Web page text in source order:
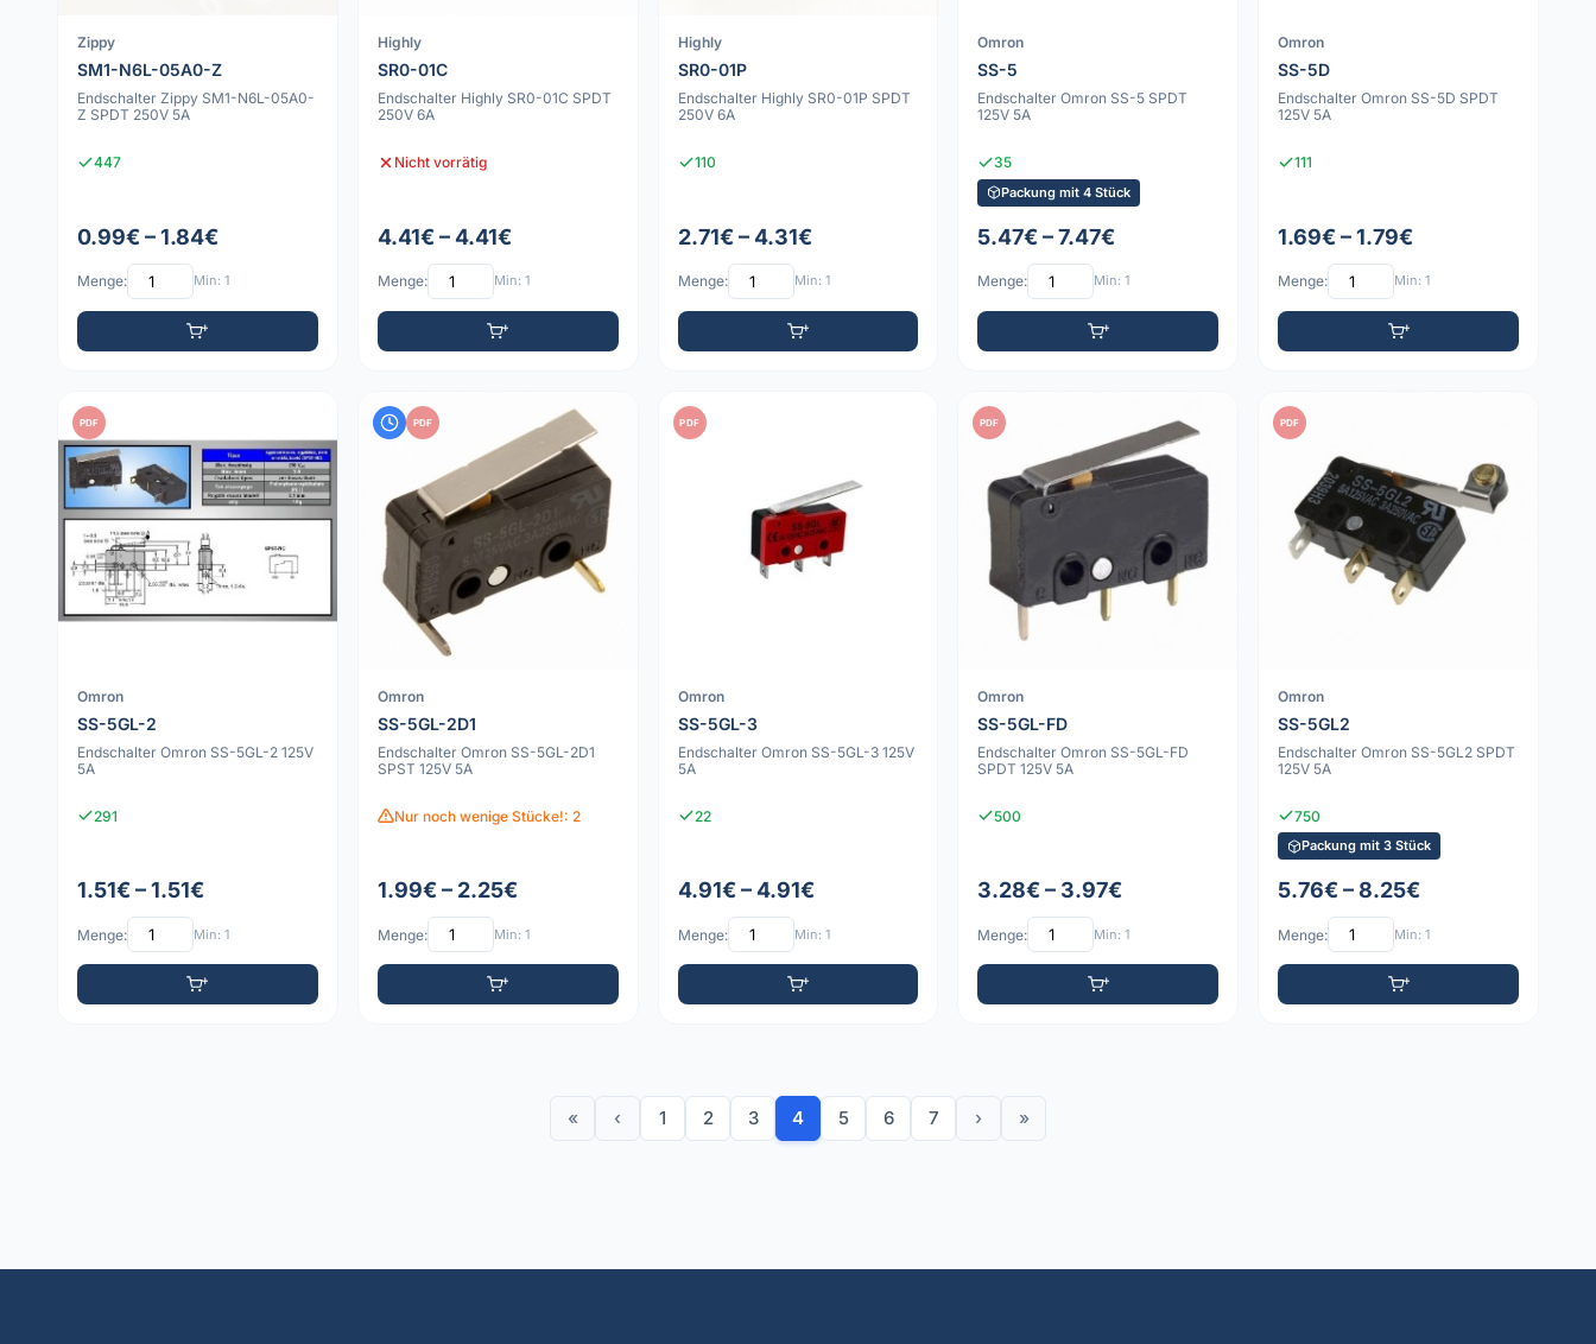
Zippy
SM1-N6L-05A0-Z
Endschalter Zippy SM1-N6L-05A0-
Z SPDT 250V 5A
447
0.99€ – 1.84€
Menge: Min: 1
Highly
SR0-01C
Endschalter Highly SR0-01C SPDT
250V 6A
Nicht vorrätig
4.41€ – 4.41€
Menge: Min: 1
Highly
SR0-01P
Endschalter Highly SR0-01P SPDT
250V 6A
110
2.71€ – 4.31€
Menge: Min: 1
Omron
SS-5
Endschalter Omron SS-5 SPDT
125V 5A
35
Packung mit 4 Stück
5.47€ – 7.47€
Menge: Min: 1
Omron
SS-5D
Endschalter Omron SS-5D SPDT
125V 5A
111
1.69€ – 1.79€
Menge: Min: 1
PDF
Omron
SS-5GL-2
Endschalter Omron SS-5GL-2 125V
5A
291
1.51€ – 1.51€
Menge: Min: 1
PDF
Omron
SS-5GL-2D1
Endschalter Omron SS-5GL-2D1
SPST 125V 5A
Nur noch wenige Stücke!: 2
1.99€ – 2.25€
Menge: Min: 1
PDF
Omron
SS-5GL-3
Endschalter Omron SS-5GL-3 125V
5A
22
4.91€ – 4.91€
Menge: Min: 1
PDF
Omron
SS-5GL-FD
Endschalter Omron SS-5GL-FD
SPDT 125V 5A
500
3.28€ – 3.97€
Menge: Min: 1
PDF
Omron
SS-5GL2
Endschalter Omron SS-5GL2 SPDT
125V 5A
750
Packung mit 3 Stück
5.76€ – 8.25€
Menge: Min: 1
« ‹ 1 2 3 4 5 6 7 › »